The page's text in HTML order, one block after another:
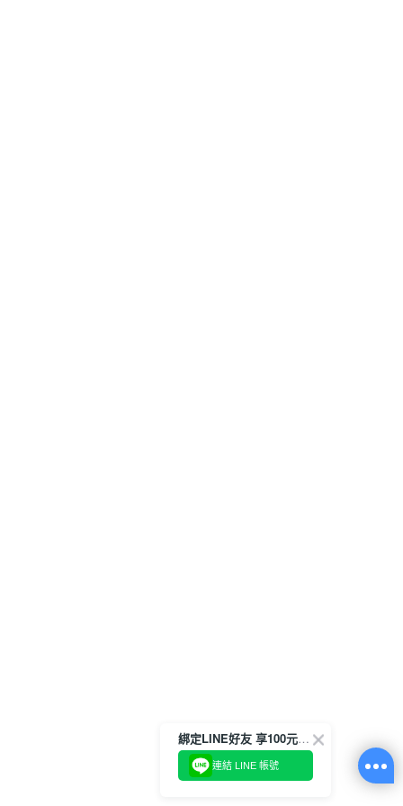
綁定LINE好友 享100元折價券
連結 LINE 帳號